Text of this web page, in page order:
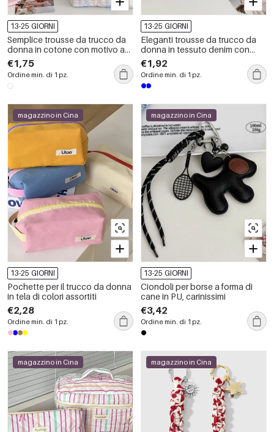
13-25 GIORNI
Semplice trousse da trucco da
donna in cotone con motivo a
cuori e quadri.
€1,75
Ordine min. di 1 pz.
13-25 GIORNI
Eleganti trousse da trucco da
donna in tessuto denim con
fiocco.
€1,92
Ordine min. di 1 pz.
magazzino in Cina
13-25 GIORNI
Pochette per il trucco da donna
in tela di colori assortiti
€2,28
Ordine min. di 1 pz.
magazzino in Cina
13-25 GIORNI
Ciondoli per borse a forma di
cane in PU, carinissimi
€3,42
Ordine min. di 1 pz.
magazzino in Cina magazzino in Cina